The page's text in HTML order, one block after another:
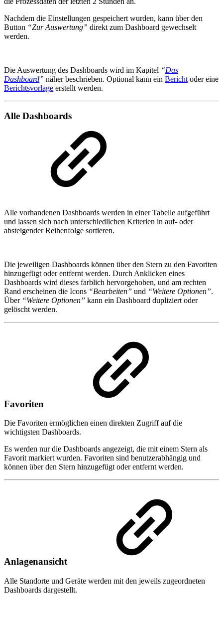
Nachdem die Einstellungen gespeichert wurden, kann über den
Button “Zur Auswertung” direkt zum Dashboard gewechselt
werden.
Die Auswertung des Dashboards wird im Kapitel “Das
Dashboard” näher beschrieben. Optional kann ein Bericht oder eine
Berichtsvorlage erstellt werden.
Alle Dashboards
Alle vorhandenen Dashboards werden in einer Tabelle aufgeführt
und lassen sich nach unterschiedlichen Kriterien in auf- oder
absteigender Reihenfolge sortieren.
Die jeweiligen Dashboards können über den Stern zu den Favoriten
hinzugefügt oder entfernt werden. Durch Anklicken eines
Dashboards wird dieses farblich hervorgehoben, und am rechten
Rand erscheinen die Icons “Bearbeiten” und “Weitere Optionen”.
Über “Weitere Optionen” kann ein Dashboard dupliziert oder
gelöscht werden.
Favoriten
Die Favoriten ermöglichen einen direkten Zugriff auf die
wichtigsten Dashboards.
Es werden nur die Dashboards angezeigt, die mit einem Stern als
Favorit markiert wurden. Favoriten sind benutzerabhängig und
können über den Stern hinzugefügt oder entfernt werden.
Anlagenansicht
Alle Standorte und Geräte werden mit den jeweils zugeordneten
Dashboards dargestellt.